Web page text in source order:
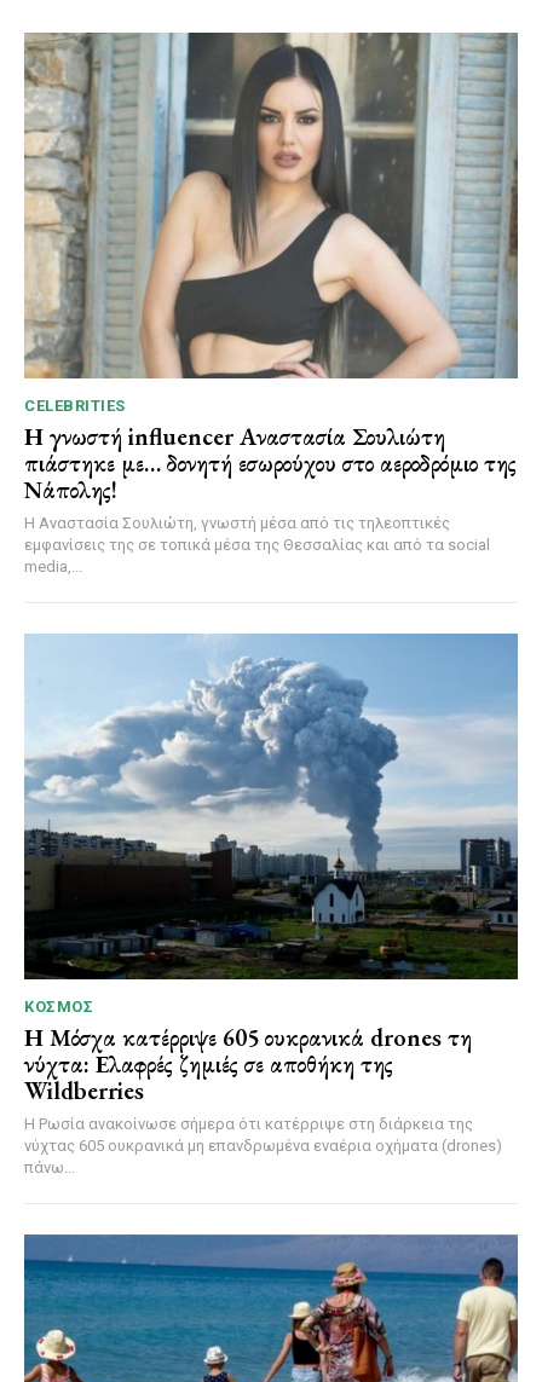
CELEBRITIES
Η γνωστή influencer Αναστασία Σουλιώτη
πιάστηκε με… δονητή εσωρούχου στο αεροδρόμιο της
Νάπολης!
Η Αναστασία Σουλιώτη, γνωστή μέσα από τις τηλεοπτικές
εμφανίσεις της σε τοπικά μέσα της Θεσσαλίας και από τα social
media,...
ΚΌΣΜΟΣ
Η Μόσχα κατέρριψε 605 ουκρανικά drones τη
νύχτα: Ελαφρές ζημιές σε αποθήκη της
Wildberries
Η Ρωσία ανακοίνωσε σήμερα ότι κατέρριψε στη διάρκεια της
νύχτας 605 ουκρανικά μη επανδρωμένα εναέρια οχήματα (drones)
πάνω...